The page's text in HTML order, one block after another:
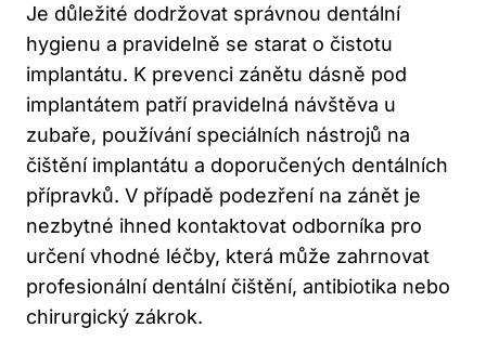
Je důležité dodržovat správnou dentální
hygienu a pravidelně se starat o čistotu
implantátu. K prevenci zánětu dásně pod
implantátem patří pravidelná návštěva u
zubaře, používání speciálních nástrojů na
čištění implantátu a doporučených dentálních
přípravků. V případě podezření na zánět je
nezbytné ihned kontaktovat odborníka pro
určení vhodné léčby, která může zahrnovat
profesionální dentální čištění, antibiotika nebo
chirurgický zákrok.